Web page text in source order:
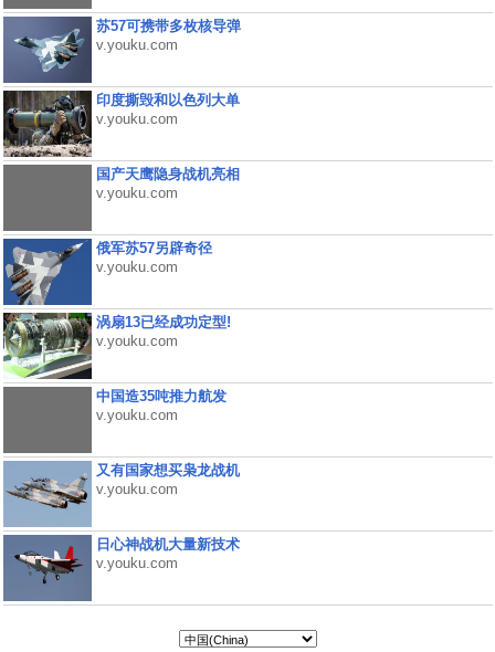
苏57可携带多枚核导弹
v.youku.com
印度撕毁和以色列大单
v.youku.com
国产天鹰隐身战机亮相
v.youku.com
俄军苏57另辟奇径
v.youku.com
涡扇13已经成功定型!
v.youku.com
中国造35吨推力航发
v.youku.com
又有国家想买枭龙战机
v.youku.com
日心神战机大量新技术
v.youku.com